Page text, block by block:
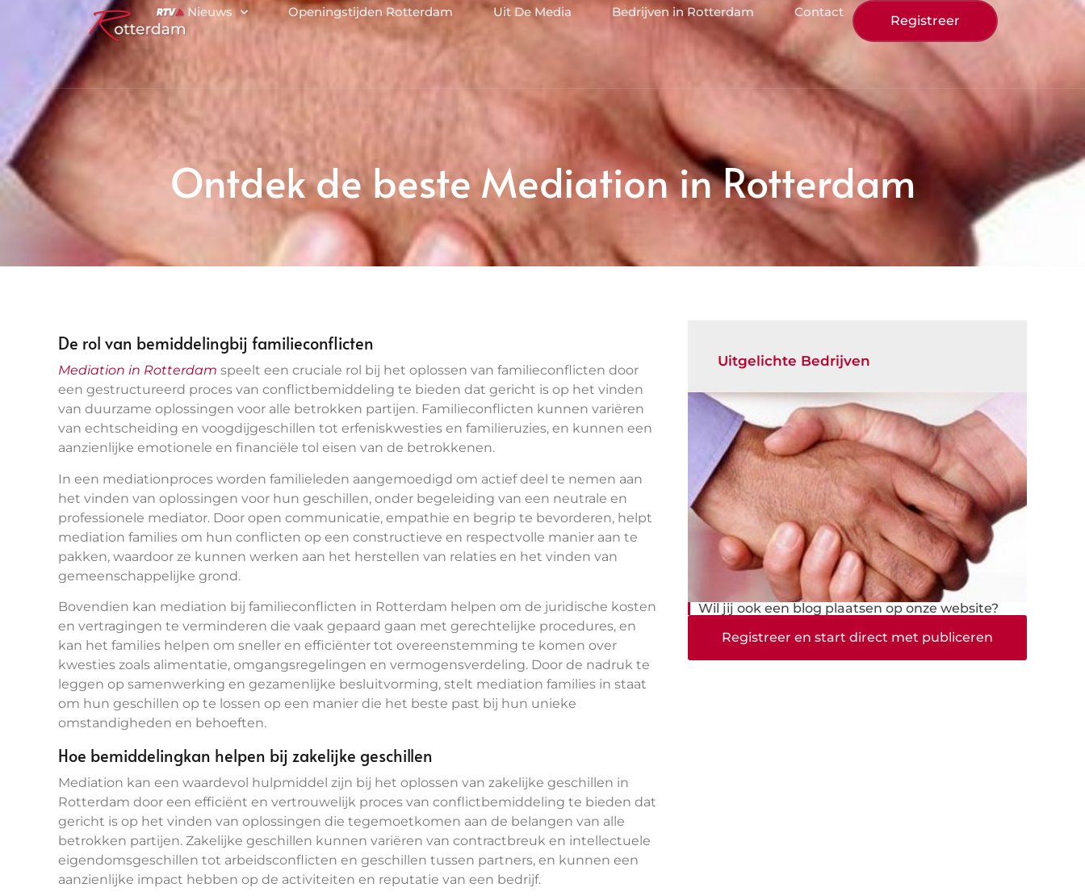
Nieuws Openingstijden Rotterdam Uit De Media Bedrijven in Rotterdam Contact
Registreer
Ontdek de beste Mediation in Rotterdam
De rol van bemiddelingbij familieconflicten
Mediation in Rotterdam speelt een cruciale rol bij het oplossen van familieconflicten door
een gestructureerd proces van conflictbemiddeling te bieden dat gericht is op het vinden
van duurzame oplossingen voor alle betrokken partijen. Familieconflicten kunnen variëren
van echtscheiding en voogdijgeschillen tot erfeniskwesties en familieruzies, en kunnen een
aanzienlijke emotionele en financiële tol eisen van de betrokkenen.
In een mediationproces worden familieleden aangemoedigd om actief deel te nemen aan
het vinden van oplossingen voor hun geschillen, onder begeleiding van een neutrale en
professionele mediator. Door open communicatie, empathie en begrip te bevorderen, helpt
mediation families om hun conflicten op een constructieve en respectvolle manier aan te
pakken, waardoor ze kunnen werken aan het herstellen van relaties en het vinden van
gemeenschappelijke grond.
Bovendien kan mediation bij familieconflicten in Rotterdam helpen om de juridische kosten
en vertragingen te verminderen die vaak gepaard gaan met gerechtelijke procedures, en
kan het families helpen om sneller en efficiënter tot overeenstemming te komen over
kwesties zoals alimentatie, omgangsregelingen en vermogensverdeling. Door de nadruk te
leggen op samenwerking en gezamenlijke besluitvorming, stelt mediation families in staat
om hun geschillen op te lossen op een manier die het beste past bij hun unieke
omstandigheden en behoeften.
Hoe bemiddelingkan helpen bij zakelijke geschillen
Mediation kan een waardevol hulpmiddel zijn bij het oplossen van zakelijke geschillen in
Rotterdam door een efficiënt en vertrouwelijk proces van conflictbemiddeling te bieden dat
gericht is op het vinden van oplossingen die tegemoetkomen aan de belangen van alle
betrokken partijen. Zakelijke geschillen kunnen variëren van contractbreuk en intellectuele
eigendomsgeschillen tot arbeidsconflicten en geschillen tussen partners, en kunnen een
aanzienlijke impact hebben op de activiteiten en reputatie van een bedrijf.
Uitgelichte Bedrijven
Wil jij ook een blog plaatsen op onze website?
Registreer en start direct met publiceren